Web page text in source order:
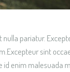
pariatur.
sint
id enim malesuada